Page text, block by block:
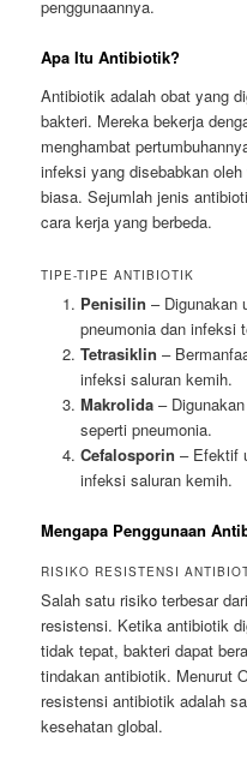
penggunaannya.
Apa Itu Antibiotik?
Antibiotik adalah obat yang
bakteri. Mereka bekerja
menghambat
infeksi yang disebabkan
biasa. Sejumlah jenis
cara kerja yang berbeda.
TIPE-TIPE ANTIBIOTIK
Penisilin – Digunakan
pneumonia dan infeksi
Tetrasiklin –
infeksi saluran kemih.
Makrolida–
seperti pneumonia.
Cefalosporin – Efektif
infeksi saluran kemih.
Mengapa Penggunaan
RISIKO RESISTENSI
Salah satu risiko terbesar
resistensi. Ketika antibiotik
tidak tepat, bakteri dapat
tindakan antibiotik. Menurut
resistensi antibiotik adalah
kesehatan global.